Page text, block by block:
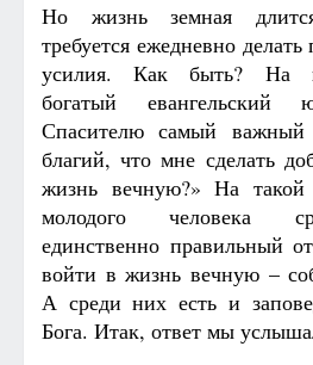
Но жизнь земная
требуется ежедневно
усилия. Как быть? На
богатый евангельский
Спасителю самый важный
благий, что мне сделать
жизнь вечную?» На такой
молодого человека
единственно правильный
войти в жизнь вечную –
А среди них есть и
Бога. Итак, ответ мы